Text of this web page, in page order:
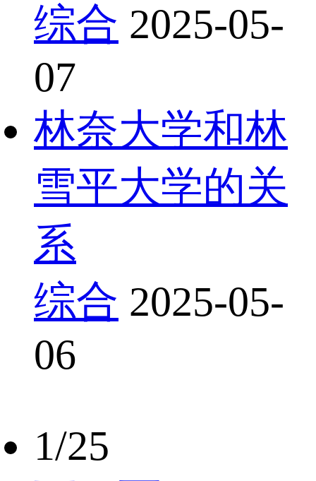
综合 2025-05-
07
林奈大学和林
雪平大学的关
系
综合 2025-05-
06
1/25